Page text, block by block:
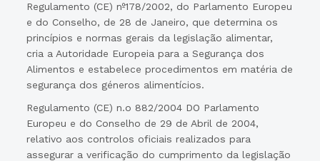
Regulamento (CE) nº178/2002, do Parlamento Europeu
e do Conselho, de 28 de Janeiro, que determina os
princípios e normas gerais da legislação alimentar,
cria a Autoridade Europeia para a Segurança dos
Alimentos e estabelece procedimentos em matéria de
segurança dos géneros alimentícios.
Regulamento (CE) n.o 882/2004 DO Parlamento
Europeu e do Conselho de 29 de Abril de 2004,
relativo aos controlos oficiais realizados para
assegurar a verificação do cumprimento da legislação